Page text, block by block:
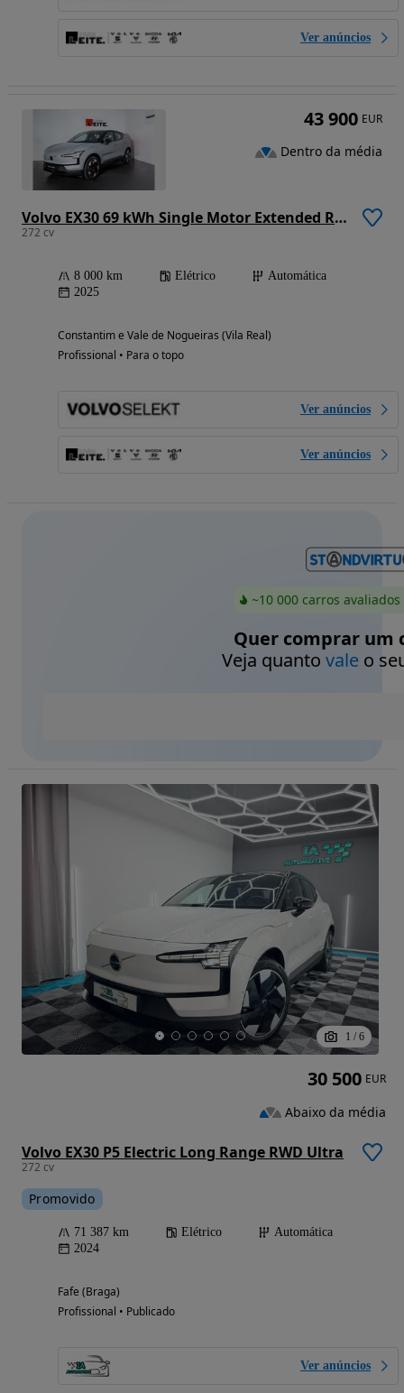
Ver anúncios
Volvo EX30 69 kWh Single Motor Extended Range Plus
272 cv
8 000 km Elétrico
Automática
2025
Constantim e Vale de Nogueiras (Vila Real)
Profissional • Para o topo
Ver anúncios
Ver anúncios
43 900 EUR
Dentro da média
~10 000 carros
Quer comprar um
Veja quanto valeo
1 / 6
Volvo EX30 P5 Electric Long Range RWD Ultra
272 cv
Promovido
71 387 km Elétrico
Automática
2024
Fafe (Braga)
Profissional • Publicado
Ver anúncios
30 500 EUR
Abaixo da média